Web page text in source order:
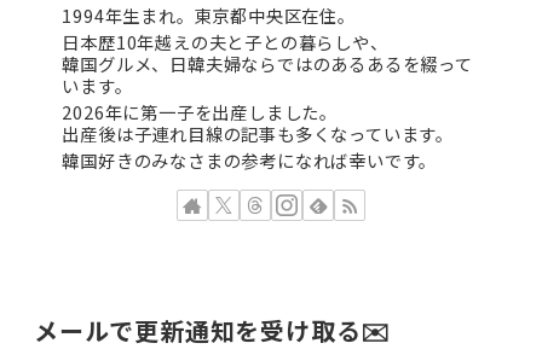
1994年生まれ。東京都中央区在住。
日本歴10年越えの夫と子との暮らしや、
韓国グルメ、日韓夫婦ならではのあるあるを綴って
います。
2026年に第一子を出産しました。
出産後は子連れ目線の記事も多くなっています。
韓国好きのみなさまの参考になれば幸いです。
メールで更新通知を受け取る✉️